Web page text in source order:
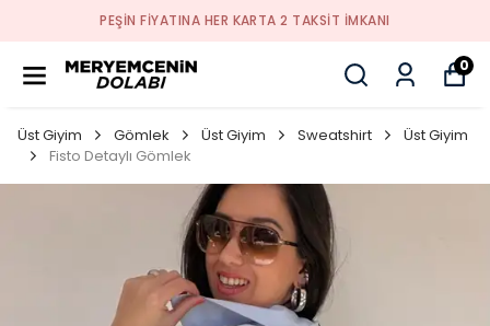
PEŞİN FİYATINA HER KARTA 2 TAKSİT İMKANI
0
Üst Giyim Gömlek Üst Giyim Sweatshirt
Üst Giyim
Fisto Detaylı Gömlek